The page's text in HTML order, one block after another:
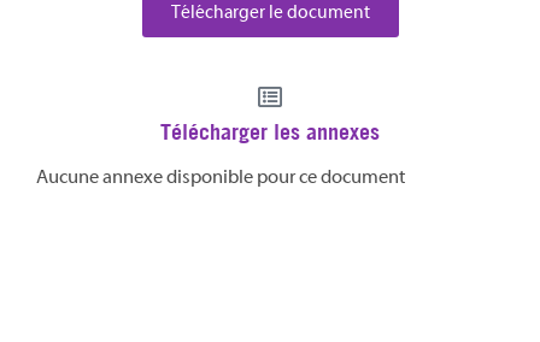
Télécharger le document
Télécharger les annexes
Aucune annexe disponible pour ce document